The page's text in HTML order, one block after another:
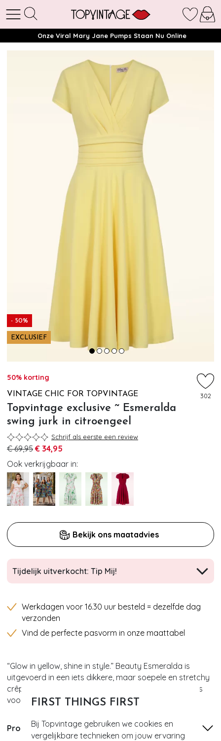
FIRST THINGS FIRST
Bij Topvintage gebruiken we cookies en
vergelijkbare technieken om jouw ervaring
Onze Viral Mary Jane Pumps Staan Nu Online
- 50%
EXCLUSIEF
50% korting
VINTAGE CHIC FOR TOPVINTAGE
Topvintage exclusive ~ Esmeralda
swing jurk in citroengeel
302
Schrijf als eerste een review
€ 69,95 € 34,95
Ook verkrijgbaar in:
Bekijk ons maatadvies
Tijdelijk uitverkocht: Tip Mij!
Werkdagen voor 16.30 uur besteld = dezelfde dag
verzonden
Vind de perfecte pasvorm in onze maattabel
“Glow in yellow, shine in style.” Beauty Esmeralda is
uitgevoerd in een iets dikkere, maar soepele en stretchy
crêpe-achtige stof die heerlijk draagt, niet kreukt en is
voorzien van een prachtige citroengele kleur.
Productinformatie